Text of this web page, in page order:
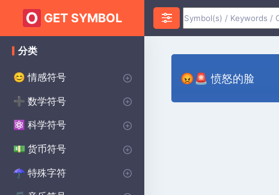
GET SYMBOL
😡🚨 愤怒的脸
分类
😊 情感符号
♥ 心脏符号
❤️ 爱符号
😡 愤怒符号
😰 焦虑符号
😀 快乐的符号
😰 悲伤的符号
😲 惊喜符号
😨 恐惧符号
😊 笑脸符号
💌 誓约符号
🔴 祝您好运符号
➕ 数学符号
♾️ 无限符号
∑ 代数符号
⌀ 几何符号
π PI符号
Δ 三角洲符号
√ 平方根符号
α alpha符号
> 大于符号
< 小于符号
Σ Sigma符号
± 加上减去符号
÷ 分隔符号
λ lambda符号
P(A)统计符号
∑ 求和符号
⚛️ 科学符号
Ac 化学符号
β 物理符号
Θ theta符号
° 学位符号
Ω 欧米茄符号
⚯ 生物学符号
💵 货币符号
$ 主要世界货币
¢ 美分符号
£ 磅货币符号
¥ 日本日元货币符号
☂︎ 特殊字符